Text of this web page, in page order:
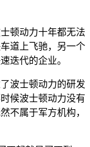
顿动力十年都无法
道上飞驰，另一个
迭代的企业。
波士顿动力的研发
候波士顿动力没有
不属于军方机构，